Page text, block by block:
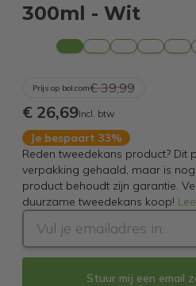
300ml - Wit
Prijs op bol.com€ 39,99
€ 26,69Incl. btw
Je bespaart 33%
Reden tweedekans product? Dit
verpakking gehaald, maar is
product behoudt zijn garantie.
duurzame tweedekans koop!
Stuur mij een email